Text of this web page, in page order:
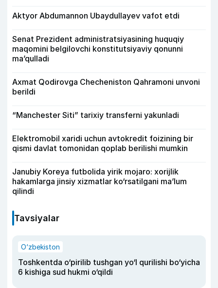
Aktyor Abdu­mannon Ubaydullayev vafot etdi
Senat Prezident administratsiyasining huquqiy
maqomini belgilovchi konstitutsiyaviy qonunni
ma’qulladi
Axmat Qodirovga Checheniston Qahramoni unvoni
berildi
“Manchester Siti” tarixiy transferni yakunladi
Elektromobil xaridi uchun avtokredit foizining bir
qismi davlat tomonidan qoplab berilishi mumkin
Janubiy Koreya futbolida yirik mojaro: xorijlik
hakamlarga jinsiy xizmatlar ko‘rsatilgani ma’lum
qilindi
Tavsiyalar
O‘zbekiston
Toshkentda o‘pirilib tushgan yo‘l qurilishi bo‘yicha
6 kishiga sud hukmi o‘qildi